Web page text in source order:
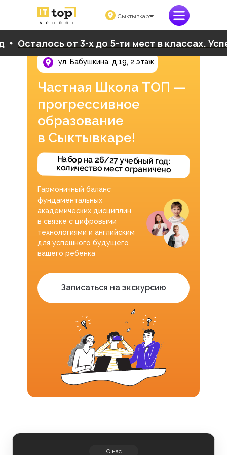
Сыктывкар
от 3-х до 5-ти мест в классах. Успейте
Частная Школа ТОП —
прогрессивное
образование
в Сыктывкаре!
Гармоничный баланс
фундаментальных
академических дисциплин
в связке с цифровыми
технологиями и английским
для успешного будущего
вашего ребенка
Набор на 26/27 учебный год:
количество мест ограничено
Записаться на экскурсию
ул. Бабушкина, д.19, 2 этаж
О нас